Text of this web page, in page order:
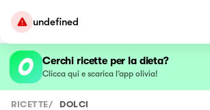
undefined
Cerchi ricette per la dieta?
Clicca qui e scarica l’app olivia!
RICETTE/ DOLCI